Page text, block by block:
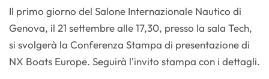
Il primo giorno del Salone Internazionale Nautico di
Genova, il 21 settembre alle 17,30, presso la sala Tech,
si svolgerà la Conferenza Stampa di presentazione di
NX Boats Europe. Seguirà l'invito stampa con i dettagli.